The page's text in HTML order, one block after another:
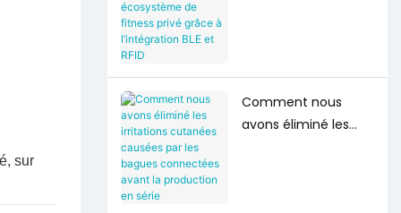
l’intégration BLE et
RFID
Comment nous
avons éliminé les